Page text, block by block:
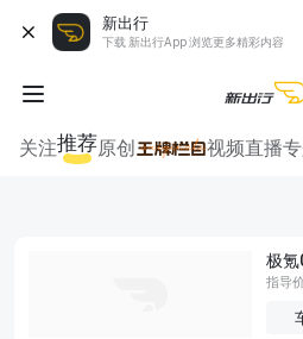
新出行
下载 新出行App 浏览更多精彩内容
关注推荐原创 视频直播
极氪
指导